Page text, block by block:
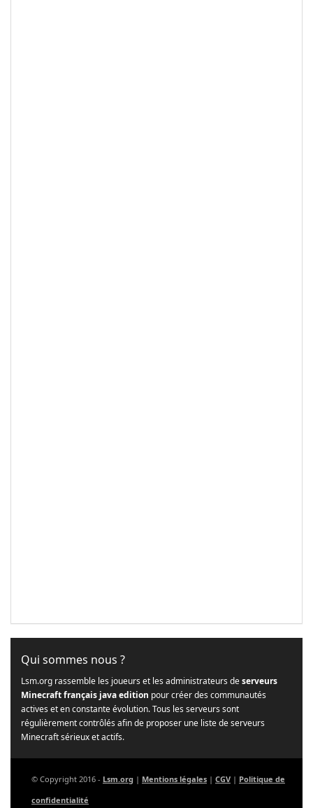
Qui sommes nous ?
Lsm.org rassemble les joueurs et les administrateurs deserveurs
Minecraft français java edition pour créer des communautés
actives et en constante évolution. Tous les serveurs sont
régulièrement contrôlés afin de proposer une liste de serveurs
Minecraft sérieux et actifs.
© Copyright 2016 - Lsm.org | Mentions légales | CGV | Politique de
confidentialité